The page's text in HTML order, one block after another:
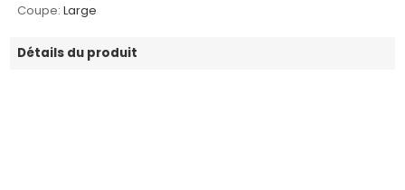
Coupe: Large
Détails du produit